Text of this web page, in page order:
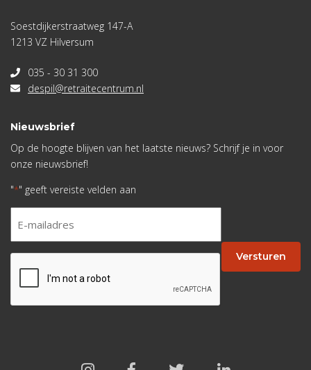
Soestdijkerstraatweg 147-A
1213 VZ Hilversum
035 - 30 31 300
despil@retraitecentrum.nl
Nieuwsbrief
Op de hoogte blijven van het laatste nieuws? Schrijf je in voor
onze nieuwsbrief!
"*" geeft vereiste velden aan
* Versturen